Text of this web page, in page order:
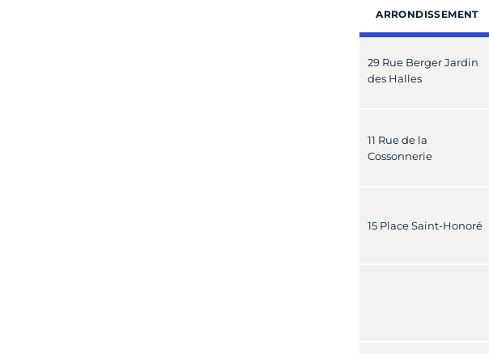
ARRONDISSEMENT
29 Rue Berger Jardin
des Halles
11 Rue de la
Cossonnerie
15 Place Saint-Honoré